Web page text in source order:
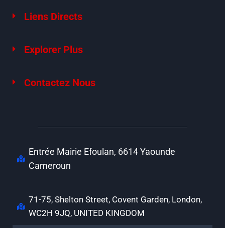
Liens Directs
Explorer Plus
Contactez Nous
Entrée Mairie Efoulan, 6614 Yaounde
Cameroun
71-75, Shelton Street, Covent Garden, London,
WC2H 9JQ, UNITED KINGDOM